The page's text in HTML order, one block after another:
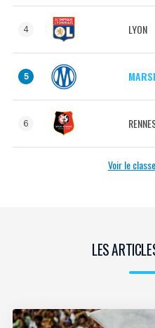
4 LYON
5
6
Voir le
LES